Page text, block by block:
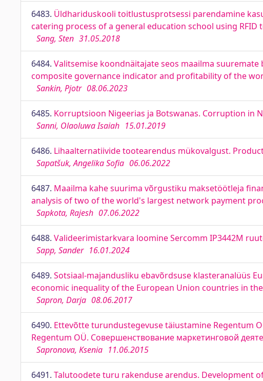
6483. Üldhariduskooli toitlustusprotsessi parendamine
catering process of a general education school using RFID
Sang, Sten 31.05.2018
6484. Valitsemise koondnäitajate seos maailma
composite governance indicator and profitability of the
Sankin, Pjotr 08.06.2023
6485. Korruptsioon Nigeerias ja Botswanas. Corruption in
Sanni, Olaoluwa Isaiah 15.01.2019
6486. Lihaalternatiivide tootearendus mükovalgust.
Sapatšuk, Angelika Sofia 06.06.2022
6487. Maailma kahe suurima võrgustiku maksetöötleja
analysis of two of the world's largest network payment
Sapkota, Rajesh 07.06.2022
6488. Valideerimistarkvara loomine Sercomm IP3442M
Sapp, Sander 16.01.2024
6489. Sotsiaal-majandusliku ebavõrdsuse klasteranalüüs
economic inequality of the European Union countries in
Sapron, Darja 08.06.2017
6490. Ettevõtte turundustegevuse täiustamine Regentum
Regentum OÜ. Совершенствование маркетинговой
Sapronova, Ksenia 11.06.2015
6491. Talutoodete turu rakenduse arendus. Development